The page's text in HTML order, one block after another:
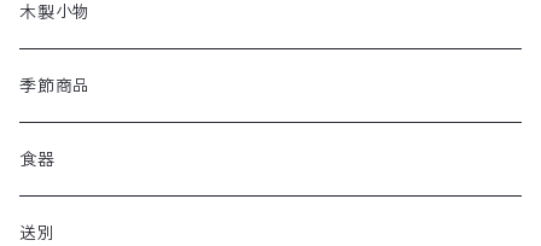
木製小物
季節商品
食器
送別